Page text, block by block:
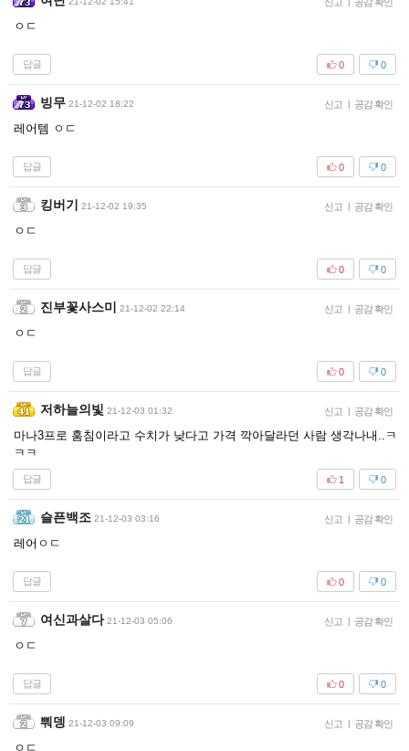
ㅇㄷ
답글 0
0
빙무 21-12-02 18:22 신고 | 공감 확인
레어템 ㅇㄷ
답글 0
0
킹버기 21-12-02 19:35 신고 | 공감 확인
ㅇㄷ
답글 0
0
진부꽃사스미 21-12-02 22:14 신고 | 공감 확인
ㅇㄷ
답글 0
0
저하늘의빛 21-12-03 01:32 신고 | 공감 확인
마나3프로 훔침이라고 수치가 낮다고 가격 깍아달라던 사람 생각나내..ㅋ
ㅋㅋ
답글 0
1
슬픈백조 21-12-03 03:16 신고 | 공감 확인
레어ㅇㄷ
답글 0
0
여신과살다 21-12-03 05:06 신고 | 공감 확인
ㅇㄷ
답글 0
0
뿨뎅 21-12-03 09:09 신고 | 공감 확인
ㅇㄷ